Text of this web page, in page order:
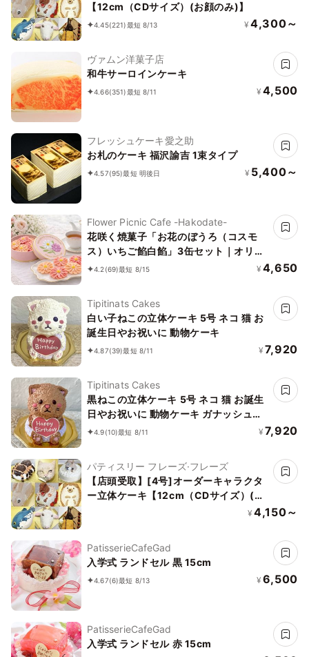
【12cm（CDサイズ）(お顔のみ)】
4.45(221)最短 8/13 ¥ 4,300～
ヴァムン洋菓子店
和牛サーロインケーキ
4.66(351)最短 8/11 ¥ 4,500
フレッシュケーキ愛之助
お札のケーキ 福沢諭吉 1束タイプ
4.57(95)最短 明後日 ¥ 5,400～
Flower Picnic Cafe -Hakodate-
花咲く焼菓子「お花のぼうろ（コスモ
ス）いちご餡白餡」3缶セット｜オリジ
ナル紙袋を3枚
4.2(69)最短 8/15 ¥ 4,650
Tipitinats Cakes
白い子ねこの立体ケーキ 5号 ネコ 猫 お
誕生日やお祝いに 動物ケーキ
4.87(39)最短 8/11 ¥ 7,920
Tipitinats Cakes
黒ねこの立体ケーキ 5号 ネコ 猫 お誕生
日やお祝いに 動物ケーキ ガナッシュク
リーム
4.9(10)最短 8/11 ¥ 7,920
パティスリー フレーズ·フレーズ
【店頭受取】[4号]オーダーキャラクタ
ー立体ケーキ【12cm（CDサイズ）(お
¥ 4,150～
PatisserieCafeGad
入学式 ランドセル 黒 15cm
4.67(6)最短 8/13 ¥ 6,500
PatisserieCafeGad
入学式 ランドセル 赤 15cm